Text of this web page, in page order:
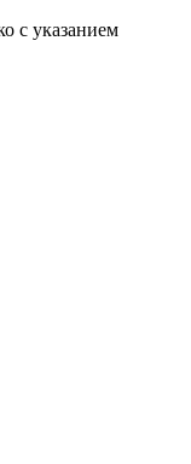
с указанием